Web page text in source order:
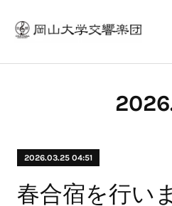
2026
2026.03.25 04:51
春合宿を行い